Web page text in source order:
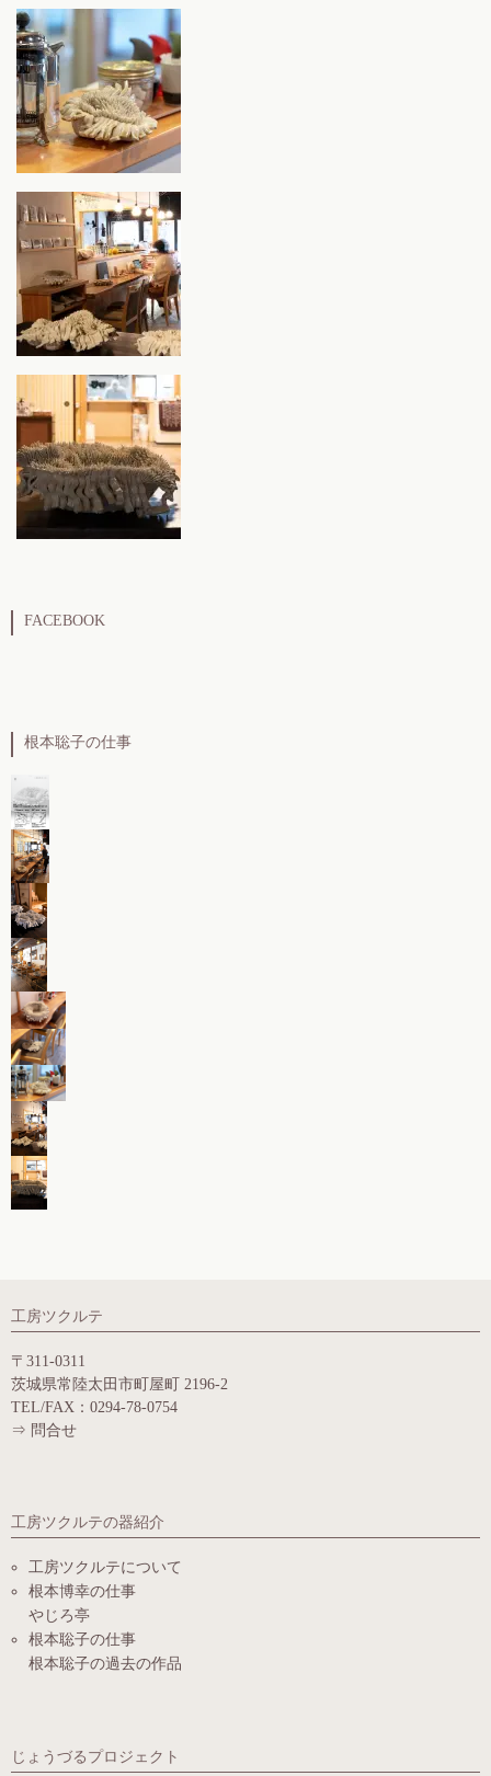
FACEBOOK
根本聡子の仕事
工房ツクルテ
〒311-0311
茨城県常陸太田市町屋町 2196-2
TEL/FAX：0294-78-0754
⇒ 問合せ
工房ツクルテの器紹介
工房ツクルテについて
根本博幸の仕事
やじろ亭
根本聡子の仕事
根本聡子の過去の作品
じょうづるプロジェクト